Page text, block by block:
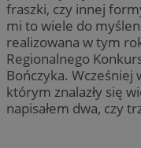
fraszki, czy innej
mi to wiele do
realizowana w tym
Regionalnego
Bończyka.
którym znalazły się
napisałem dwa, czy